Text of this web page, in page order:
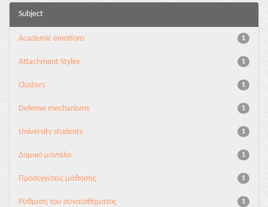
Subject
1
Academic emotions
1
Attachment Styles
1
Clusters
1
Defense mechanisms
1
University students
1
Δομικό μοντέλο
1
Προσεγγίσεις μάθησης
1
Ρύθμιση του συναισθήματος